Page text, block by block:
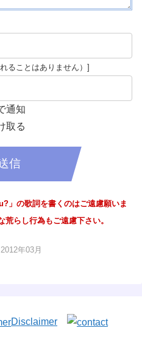
通知
取る
」の歌詞を書くのはご遠慮願いま
らし行為もご遠慮下さい。
2012年03月
Disclaimer